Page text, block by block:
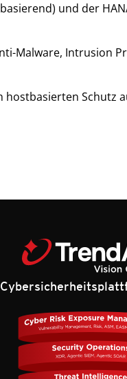
und der
Malware, Intrusion
Schutz